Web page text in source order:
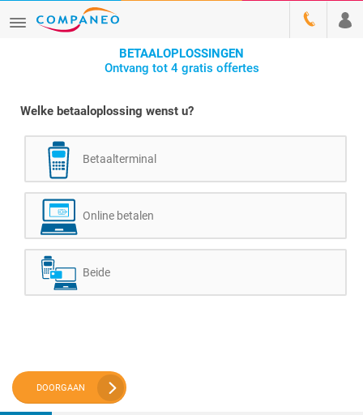
BETAALOPLOSSINGEN
Ontvang tot 4 gratis offertes
Welke betaaloplossing wenst u?
Betaalterminal
Online betalen
Beide
DOORGAAN